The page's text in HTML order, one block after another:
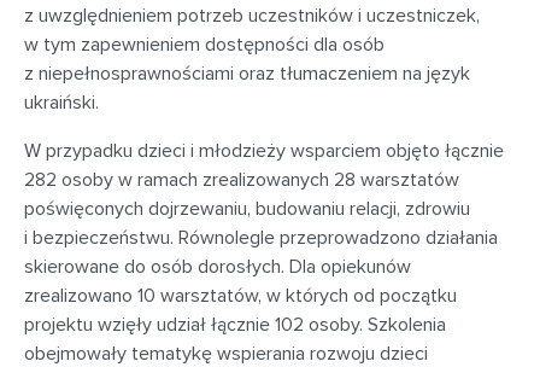
z uwzględnieniem potrzeb uczestników i uczestniczek,
w tym zapewnieniem dostępności dla osób
z niepełnosprawnościami oraz tłumaczeniem na język
ukraiński.
W przypadku dzieci i młodzieży wsparciem objęto łącznie
282 osoby w ramach zrealizowanych 28 warsztatów
poświęconych dojrzewaniu, budowaniu relacji, zdrowiu
i bezpieczeństwu. Równolegle przeprowadzono działania
skierowane do osób dorosłych. Dla opiekunów
zrealizowano 10 warsztatów, w których od początku
projektu wzięły udział łącznie 102 osoby. Szkolenia
obejmowały tematykę wspierania rozwoju dzieci